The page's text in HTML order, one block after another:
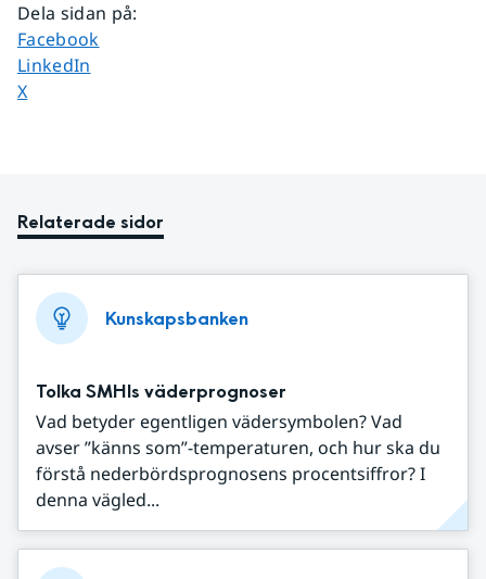
Dela sidan på:
Dela sidan på
Facebook
Dela sidan på
LinkedIn
Dela sidan på
X
Relaterade sidor
Kunskapsbanken
Tolka SMHIs väderprognoser
Vad betyder egentligen vädersymbolen? Vad
avser ”känns som”-temperaturen, och hur ska du
förstå nederbördsprognosens procentsiffror? I
denna vägled...